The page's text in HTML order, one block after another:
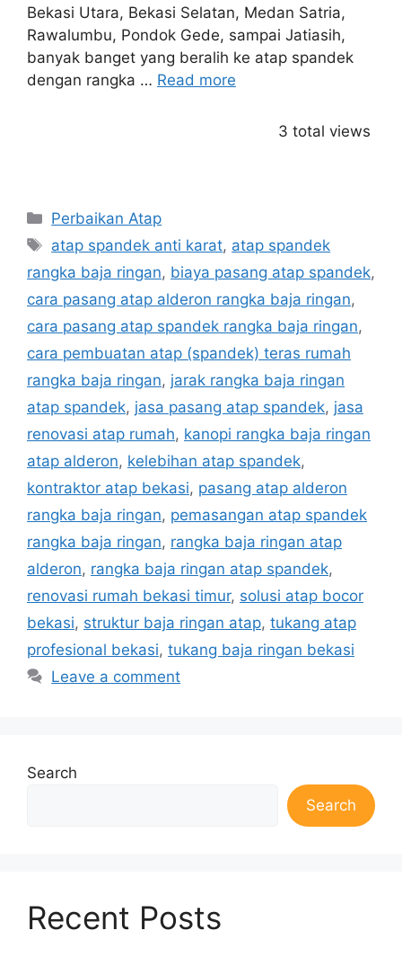
Bekasi Utara, Bekasi Selatan, Medan Satria,
Rawalumbu, Pondok Gede, sampai Jatiasih,
banyak banget yang beralih ke atap spandek
dengan rangka … Read more
3 total views
Categories
Perbaikan Atap
Tags
atap spandek anti karat, atap spandek
rangka baja ringan, biaya pasang atap spandek,
cara pasang atap alderon rangka baja ringan,
cara pasang atap spandek rangka baja ringan,
cara pembuatan atap (spandek) teras rumah
rangka baja ringan, jarak rangka baja ringan
atap spandek, jasa pasang atap spandek, jasa
renovasi atap rumah, kanopi rangka baja ringan
atap alderon, kelebihan atap spandek,
kontraktor atap bekasi, pasang atap alderon
rangka baja ringan, pemasangan atap spandek
rangka baja ringan, rangka baja ringan atap
alderon, rangka baja ringan atap spandek,
renovasi rumah bekasi timur, solusi atap bocor
bekasi, struktur baja ringan atap, tukang atap
profesional bekasi, tukang baja ringan bekasi
Leave a comment
Search
Search
Recent Posts